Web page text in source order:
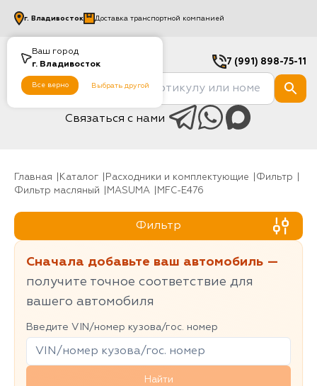
Ваш город
г. Владивосток
Все верно Выбрать другой
г. Владивосток Доставка транспортной компанией
7 (991) 898-75-11
Связаться с нами
Главная Каталог Расходники и комплектующие
фильтр
Фильтр масляный
MASUMA MFC-E476
Фильтр
Сначала добавьте ваш автомобиль —
получите точное соответствие для
вашего автомобиля
Введите VIN/номер кузова/гос. номер
Найти